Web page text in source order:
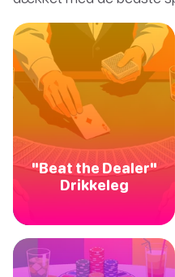
"Beat the Dealer"
Drikkeleg